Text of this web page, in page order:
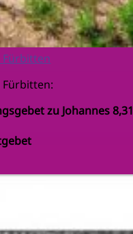
Fürbitten
Fürbitten:
zu Johannes 8,31